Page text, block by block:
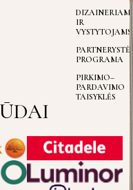
IR
VYSTYTOJAMS
PROGRAMA
PIRKIMO–
PARDAVIMO
TAISYKLĖS